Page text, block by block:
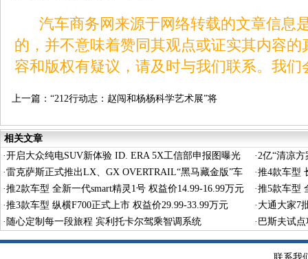
汽车商务网来源于网络转载的文章信息
的，并不意味着赞同其观点或证实其内容
容和版权有疑议，请及时与我们联系。我
上一篇： “212行动志：赵闯和杨杨科学艺术展”将
相关文章
·开启大众纯电SUV新体验 ID. ERA 5X工信部申报图曝光 ·2亿“清凉
·雷克萨斯正式推出LX、GX OVERTRAIL“黑马藏金版”车
型
·推4款车型
·推2款车型 全新一代smart精灵1号 权益价14.99-16.99万元 ·推5款车型
·推3款车型 纵横F700正式上市 权益价29.99-33.99万元 · 大通大家7
· 随心定制每一段旅程 宾利托卡尔驾乘智调系统 · 巴斯夫试
术